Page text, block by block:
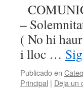
–
( No hi
i lloc …
Publicado en
Principal | Deja un